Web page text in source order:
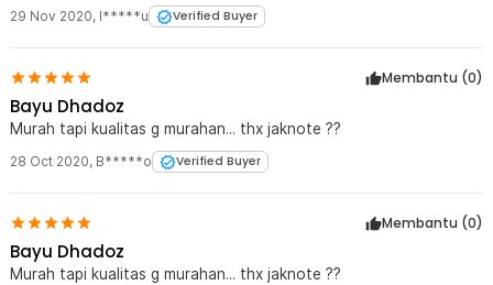
29 Nov 2020, I*****u Verified Buyer
Membantu (0)
Bayu Dhadoz
Murah tapi kualitas g murahan... thx jaknote ??
28 Oct 2020, B*****o Verified Buyer
Membantu (0)
Bayu Dhadoz
Murah tapi kualitas g murahan... thx jaknote ??